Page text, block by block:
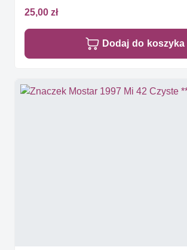
25,00 zł
Dodaj do koszyka